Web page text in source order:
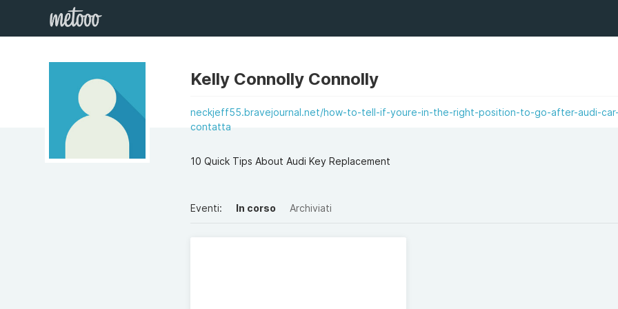
Kelly Connolly Connolly
neckjeff55.bravejournal.net/how-to-tell-if-youre-in-the-right-position-to-go-after-audi-
contatta
10 Quick Tips About Audi Key Replacement
Eventi: In corso Archiviati